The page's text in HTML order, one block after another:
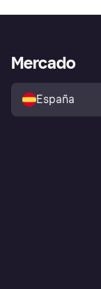
Mercado
España